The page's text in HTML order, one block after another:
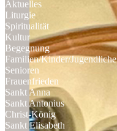
Aktuelles
Liturgie
Spiritualität
Kultur
Begegnung
Familien/Kinder/Jugendliche
Senioren
Frauenfrieden
Sankt Anna
Sankt Antonius
Christ-König
Sankt Elisabeth